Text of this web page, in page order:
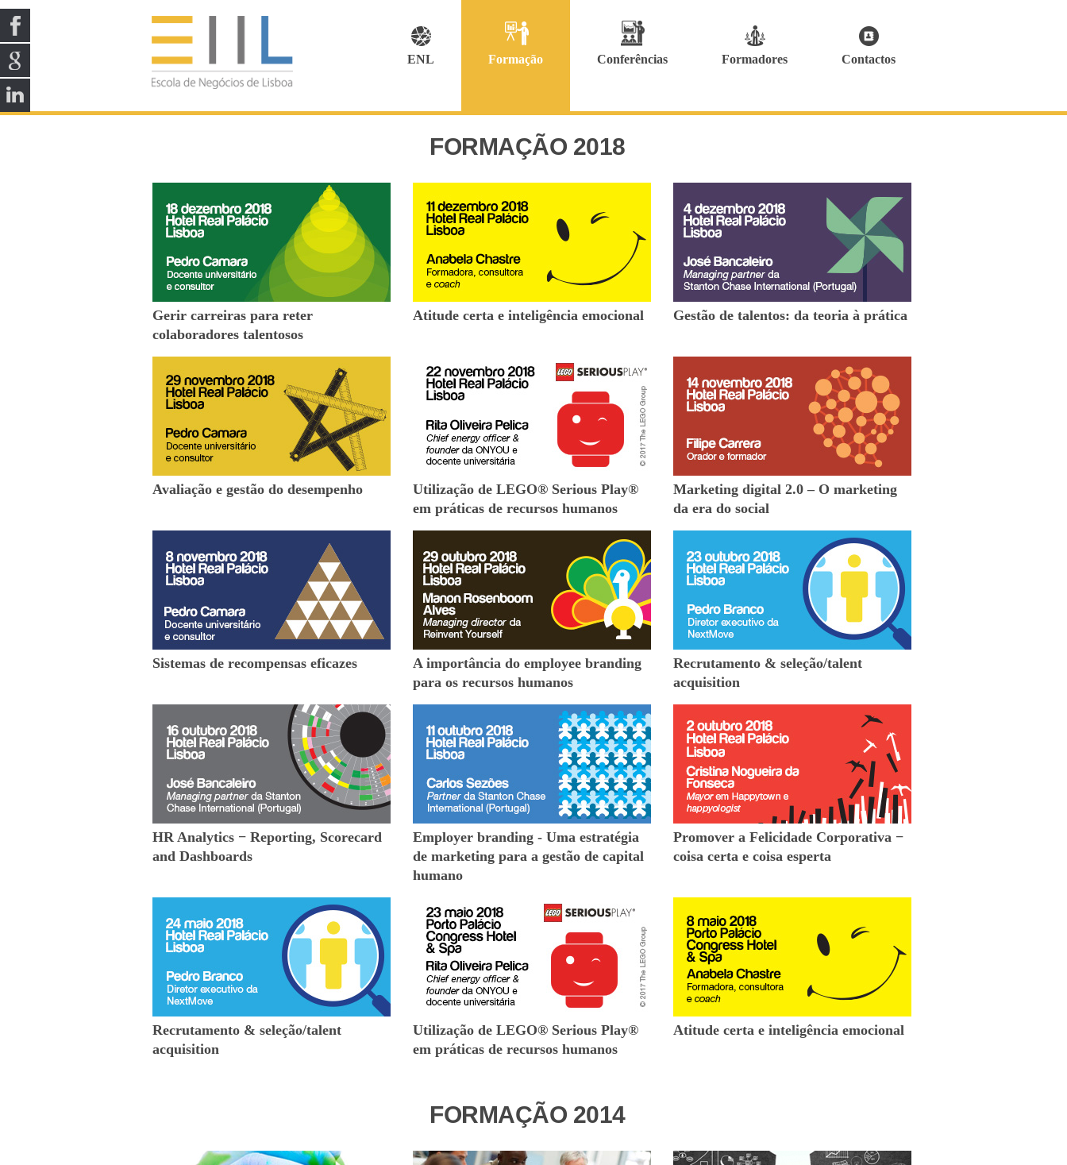
ENL Formação Conferências Formadores Contactos
FORMAÇÃO 2018
Gerir carreiras para reter
colaboradores talentosos
Atitude certa e inteligência emocional Gestão de talentos: da teoria à prática
Avaliação e gestão do desempenho
Utilização de LEGO® Serious Play®
em práticas de recursos humanos
Marketing digital 2.0 – O marketing
da era do social
Sistemas de recompensas eficazes
A importância do employee branding
para os recursos humanos
Recrutamento & seleção/talent
acquisition
HR Analytics − Reporting, Scorecard
and Dashboards
Employer branding - Uma estratégia
de marketing para a gestão de capital
humano
Promover a Felicidade Corporativa −
coisa certa e coisa esperta
Recrutamento & seleção/talent
acquisition
Utilização de LEGO® Serious Play®
em práticas de recursos humanos
Atitude certa e inteligência emocional
FORMAÇÃO 2014